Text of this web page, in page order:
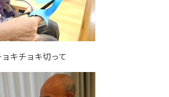
キチョキ切って